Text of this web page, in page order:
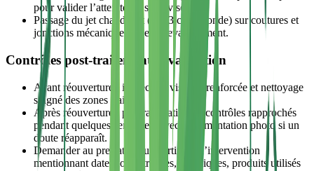
pour valider l’atteinte du seuil visé.
Passage du jet chaud lent (≈2–3 cm/seconde) sur coutures et
jonctions mécaniques, avec chevauchement.
Contrôles post‑traitement et validation
Avant réouverture : inspection visuelle renforcée et nettoyage
soigné des zones traitées.
Après réouverture : programmation de contrôles rapprochés
pendant quelques semaines, avec documentation photo si un
doute réapparaît.
Demander au prestataire un certificat d’intervention
mentionnant date, zones traitées, techniques, produits utilisés